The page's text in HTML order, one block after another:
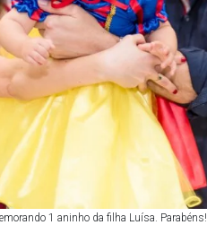
1 aninho da filha Luísa. Parabéns!